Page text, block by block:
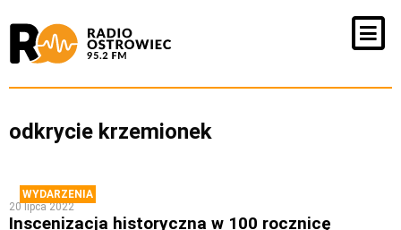
odkrycie krzemionek
WYDARZENIA
20 lipca 2022
Inscenizacja historyczna w 100 rocznicę